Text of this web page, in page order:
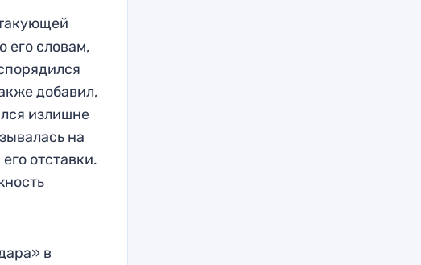
его словам,
добавил,
излишне
на
отставки.
в